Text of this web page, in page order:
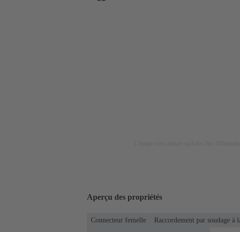
Aperçu des propriétés
Connecteur femelle Raccordement par soudage à